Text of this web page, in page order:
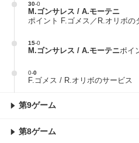
30-0
M.ゴンサレス / A.モーテニ
ポイント F.ゴメス／R.オリボの
15-0
M.ゴンサレス / A.モーテニポイ
0-0
F.ゴメス / R.オリボのサービス
第9ゲーム
第8ゲーム